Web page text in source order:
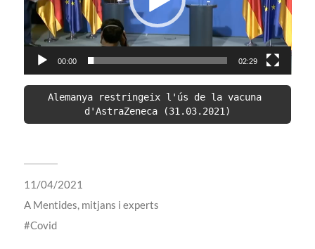
00:00 02:29
Alemanya restringeix l'ús de la vacuna
d'AstraZeneca (31.03.2021)
11/04/2021
A Mentides, mitjans i experts
Covid